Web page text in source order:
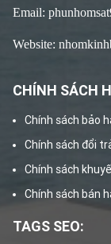
Email:
Website:
CHÍNH SÁCH
Chính sách bảo
Chính sách đổi
Chính sách
Chính sách bán
TAGS SEO: